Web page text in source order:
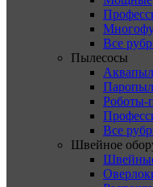
Все
Пылесосы
Роботы-
Все
Швейное